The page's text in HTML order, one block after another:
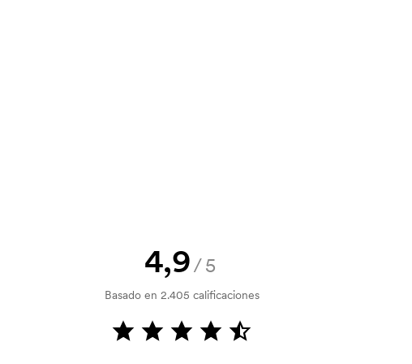
para imprimir. Se debe
que se va a imprimir. El coste de la
4,9/5
Basado en 2.405 calificaciones